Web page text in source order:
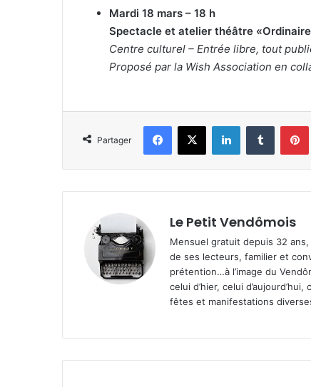
Mardi 18 mars – 18 h
Spectacle et atelier théâtre
Centre culturel – Entrée libre, tout
Proposé par la Wish Association en
Partager
Le Petit Vendômois
Mensuel gratuit depuis 32
de ses lecteurs, familier et
prétention…à l’image du
celui d’hier, celui
fêtes et manifestations